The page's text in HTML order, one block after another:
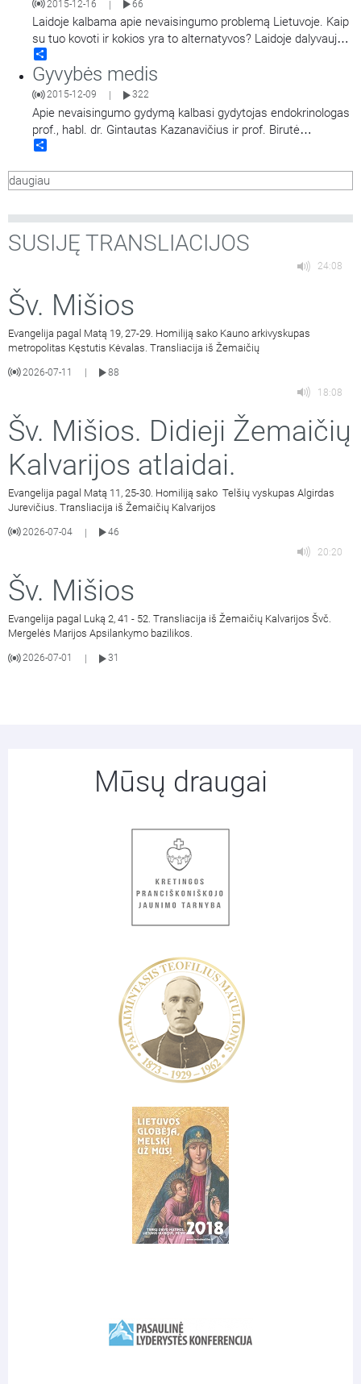
2015-12-16 | 66
Laidoje kalbama apie nevaisingumo problemą Lietuvoje. Kaip
su tuo kovoti ir kokios yra to alternatyvos? Laidoje dalyvauja
kun. prof. dr. Andrius Narbekovas, doc. dr. Benas Ulevičius ir
Vilniaus arkivyskupijos šeimos centro direktorius,
psichologas, psichoterapeutas Algirdas Petronis. Laidą veda
medicinos studentų
Gyvybės medis
2015-12-09 322
Apie nevaisingumo gydymą kalbasi gydytojas endokrinologas
prof., habl. dr. Gintautas Kazanavičius ir prof. Birutė
Obelenienė.
daugiau
SUSIJĘ TRANSLIACIJOS
24:08
Šv. Mišios
Evangelija pagal Matą 19, 27-29. Homiliją sako Kauno arkivyskupas
metropolitas Kęstutis Kėvalas. Transliacija iš Žemaičių
2026-07-11
88
18:08
Šv. Mišios. Didieji Žemaičių
Kalvarijos atlaidai.
Evangelija pagal Matą 11, 25-30. Homiliją sako Telšių vyskupas Algirdas
Jurevičius. Transliacija iš Žemaičių Kalvarijos
2026-07-04 |
46
20:20
Šv. Mišios
Evangelija pagal Luką 2, 41 - 52. Transliacija iš Žemaičių Kalvarijos Švč.
Mergelės Marijos Apsilankymo bazilikos.
2026-07-01 31
Mūsų draugai